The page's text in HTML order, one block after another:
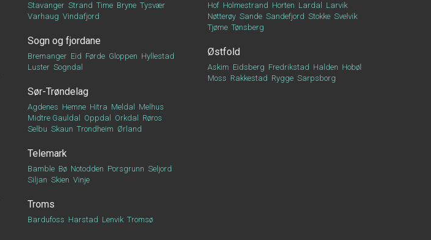
Stavanger Strand Time Bryne Tysvær
Varhaug Vindafjord
Sogn og fjordane
Bremanger Eid Førde Gloppen Hyllestad
Luster Sogndal
Sør-Trøndelag
Agdenes Hemne Hitra Meldal
Melhus
Midtre Gauldal
Oppdal Orkdal
Røros
Selbu Skaun Trondheim Ørland
Telemark
Bamble Bø Notodden Porsgrunn Seljord
Siljan Skien Vinje
Troms
Bardufoss Harstad Lenvik Tromsø
Hof Holmestrand Horten Lardal
Larvik
Nøtterøy Sande Sandefjord Stokke Svelvik
Tjøme Tønsberg
Østfold
Askim Eidsberg Fredrikstad Halden Hobøl
Moss Rakkestad Rygge Sarpsborg